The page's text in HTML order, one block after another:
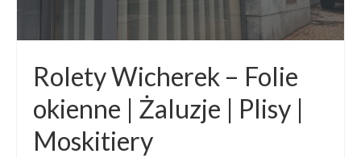
Rolety Wicherek – Folie
okienne | Żaluzje | Plisy |
Moskitiery